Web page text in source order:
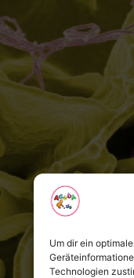
Um dir ein
Technologien